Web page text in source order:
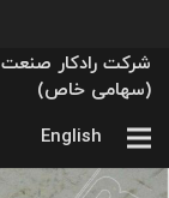
شرکت رادکار صنعت
(سهامی خاص)
English